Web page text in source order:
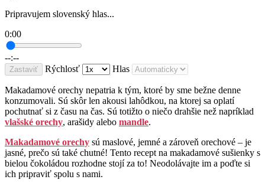
Pripravujem slovenský hlas...
0:00
--:--
Zastaviť Rýchlosť Hlas
Makadamové orechy nepatria k tým, ktoré by sme bežne denne
konzumovali. Sú skôr len akousi lahôdkou, na ktorej sa oplatí
pochutnať si z času na čas. Sú totižto o niečo drahšie než napríklad
vlašské orechy, arašidy alebo mandle.
Makadamové orechy sú maslové, jemné a zároveň orechové – je
jasné, prečo sú také chutné! Tento recept na makadamové sušienky s
bielou čokoládou rozhodne stojí za to! Neodolávajte im a poďte si
ich pripraviť spolu s nami.